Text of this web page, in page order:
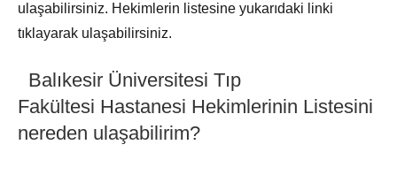
ulaşabilirsiniz. Hekimlerin listesine yukarıdaki linki
tıklayarak ulaşabilirsiniz.
Balıkesir Üniversitesi Tıp
Fakültesi Hastanesi Hekimlerinin Listesini
nereden ulaşabilirim?